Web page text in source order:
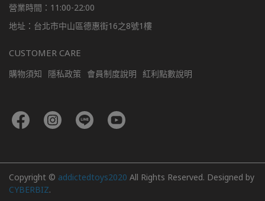
營業時間：11:00-22:00
地址：台北市中山區德惠街16之8號1樓
CUSTOMER CARE
購物須知 隱私政策 會員制度說明 紅利點數說明
Copyright © addictedtoys2020 All Rights Reserved. Designed by
CYBERBIZ.